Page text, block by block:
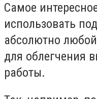
Самое
использовать
абсолютно
для облегчения
работы.